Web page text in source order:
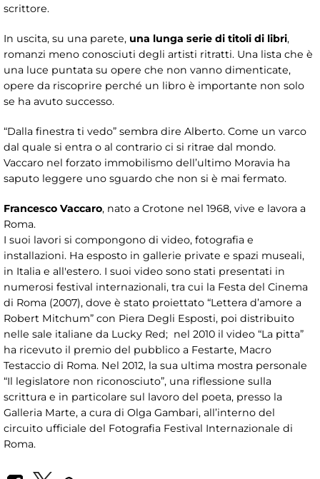
scrittore.
In uscita, su una parete, una lunga serie di titoli di libri,
romanzi meno conosciuti degli artisti ritratti. Una lista che è
una luce puntata su opere che non vanno dimenticate,
opere da riscoprire perché un libro è importante non solo
se ha avuto successo.
“Dalla finestra ti vedo” sembra dire Alberto. Come un varco
dal quale si entra o al contrario ci si ritrae dal mondo.
Vaccaro nel forzato immobilismo dell’ultimo Moravia ha
saputo leggere uno sguardo che non si è mai fermato.
Francesco Vaccaro, nato a Crotone nel 1968, vive e lavora a
Roma.
I suoi lavori si compongono di video, fotografia e
installazioni. Ha esposto in gallerie private e spazi museali,
in Italia e all'estero. I suoi video sono stati presentati in
numerosi festival internazionali, tra cui la Festa del Cinema
di Roma (2007), dove è stato proiettato “Lettera d’amore a
Robert Mitchum” con Piera Degli Esposti, poi distribuito
nelle sale italiane da Lucky Red; nel 2010 il video “La pitta”
ha ricevuto il premio del pubblico a Festarte, Macro
Testaccio di Roma. Nel 2012, la sua ultima mostra personale
“Il legislatore non riconosciuto”, una riflessione sulla
scrittura e in particolare sul lavoro del poeta, presso la
Galleria Marte, a cura di Olga Gambari, all’interno del
circuito ufficiale del Fotografia Festival Internazionale di
Roma.